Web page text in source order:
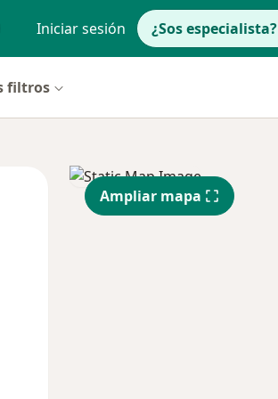
Iniciar sesión ¿Sos especialista?
filtros
Lun
10 Ago
Mar
11 Ago
Ampliar mapa